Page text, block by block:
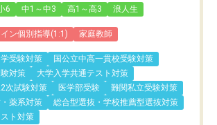
6 中1～中3 高1～高3 浪人生
ン個別指導(1:1) 家庭教師
受験対策
国公立中高一貫校受験対策
対策
大学入学共通テスト対策
次試験対策
医学部受験
難関私立受験対策
薬系対策
総合型選抜・学校推薦型選抜対策
ト対策